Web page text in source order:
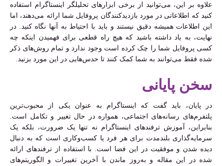
علاوه بر این، می‌توانید از برخی ابزارهای تحلیلگر اینستاگرام استفاده
کنید که اطلاعاتی در مورد بازدیدکنندگان پروفایل شما ارائه می‌دهند، اما
این اطلاعات همیشه دقیق نیستند و باید با احتیاط به آنها نگاه کنید. در
نهایت، به یاد داشته باشید که هیچ راه قطعی برای فهمیدن اینکه چه
کسی پروفایل شما را چک کرده است وجود ندارد و تمام روش‌های ذکر
شده فقط می‌توانند به شما کمک کنند تا حدس‌هایی در این مورد بزنید.
سخن پایانی
در پایان، باید گفت که اینستاگرام به عنوان یکی از محبوب‌ترین
پلتفرم‌های رسانه‌های اجتماعی، همواره در حال تغییر و تکامل است.
بنابراین، آموزش ترفندهای اینستاگرام نه تنها یک ضرورت، بلکه یک
سرمایه‌گذاری بلندمدت برای هر فرد یا کسب‌وکاری است که به دنبال
دیده شدن و موفقیت در این فضا است. با استفاده از ترفندهای ارائه
شده در این مقاله و به‌روز ماندن با آخرین تغییرات و الگوریتم‌های